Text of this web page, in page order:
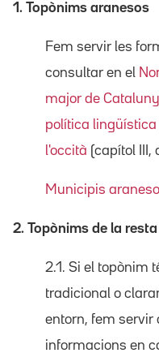
1. Topònims aranesos
Fem servir les
consultar en el
major de
política lingüística
l'occità (capítol III,
Municipis
2. Topònims de la
2.1. Si el topònim
tradicional o
entorn, fem servir
informacions en